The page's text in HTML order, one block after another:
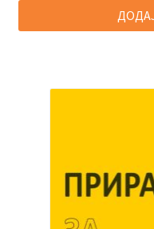
was:
2.400,00